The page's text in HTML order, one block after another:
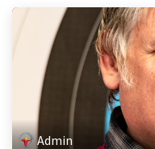
Admin